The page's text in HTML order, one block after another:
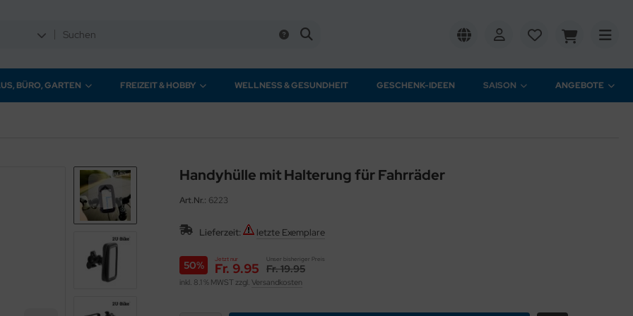
BÜRO, GARTEN FREIZEIT & HOBBY WELLNESS & GESUNDHEIT GESCHENK-IDEEN SAISON ANGEBOTE
Handyhülle mit Halterung für Fahrräder
Art.Nr.: 6223
Lieferzeit: letzte Exemplare
Jetzt nur
Fr. 9.95
Unser bisheriger Preis
Fr. 19.95
50%
inkl. 8.1 % MWST zzgl. Versandkosten